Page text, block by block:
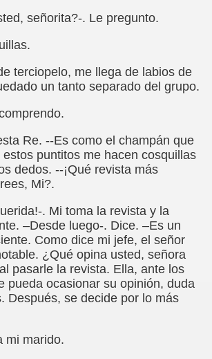
señorita?-. Le pregunto.
terciopelo, me llega de labios de
un tanto separado del grupo.
Re. --Es como el champán que
puntitos me hacen cosquillas
dedos. --¡Qué revista más
Mi?.
. Mi toma la revista y la
–Desde luego-. Dice. –Es un
Como dice mi jefe, el señor
¿Qué opina usted, señora
pasarle la revista. Ella, ante los
pueda ocasionar su opinión, duda
Después, se decide por lo más
mi marido.
Ordóñez)
Oliva)
(Alberto Gil)
hasta la Puesta en Marcha de
Presente y de Futuro (Equipos del